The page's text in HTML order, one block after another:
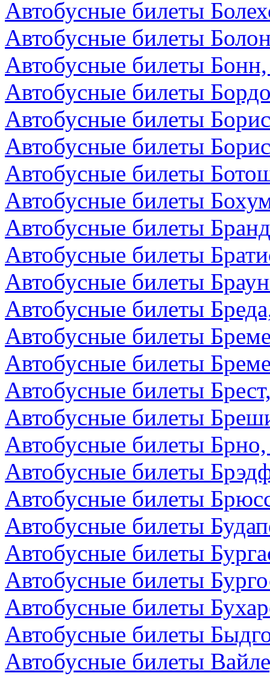
Автобусные билеты
Автобусные билеты
Автобусные билеты
Автобусные билеты
Автобусные билеты
Автобусные билеты
Автобусные билеты
Автобусные билеты
Автобусные билеты
Автобусные билеты
Автобусные билеты
Автобусные билеты
Автобусные билеты
Автобусные билеты
Автобусные билеты
Автобусные билеты
Автобусные билеты
Автобусные билеты
Автобусные билеты
Автобусные билеты
Автобусные билеты
Автобусные билеты
Автобусные билеты
Автобусные билеты
Автобусные билеты